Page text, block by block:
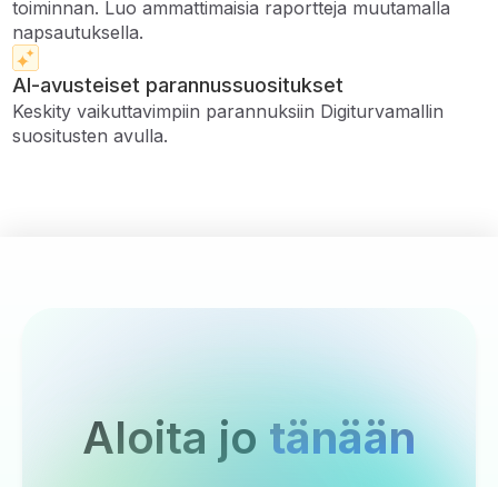
toiminnan. Luo ammattimaisia ​​raportteja muutamalla
napsautuksella.
AI-avusteiset parannussuositukset
Keskity vaikuttavimpiin parannuksiin Digiturvamallin
suositusten avulla.
Aloita jo tänään